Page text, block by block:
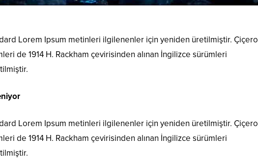
Lorem Ipsum metinleri ilgilenenler için yeniden üretilmiştir. Çiçero
de 1914 H. Rackham çevirisinden alınan İngilizce sürümleri
Lorem Ipsum metinleri ilgilenenler için yeniden üretilmiştir. Çiçero
de 1914 H. Rackham çevirisinden alınan İngilizce sürümleri